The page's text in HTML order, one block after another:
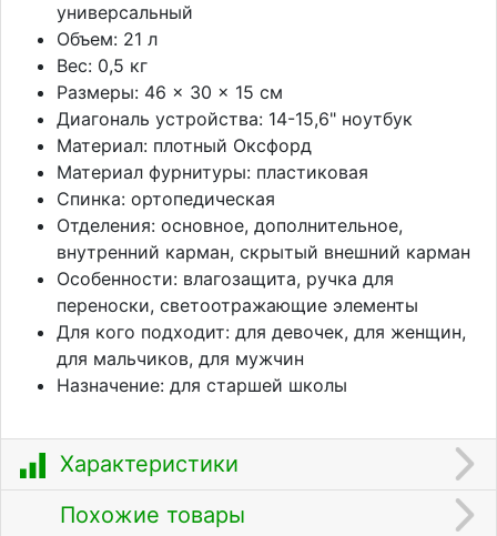
универсальный
Объем: 21 л
Вес: 0,5 кг
Размеры: 46 × 30 × 15 см
Диагональ устройства: 14-15,6" ноутбук
Материал: плотный Оксфорд
Материал фурнитуры: пластиковая
Спинка: ортопедическая
Отделения: основное, дополнительное,
внутренний карман, скрытый внешний карман
Особенности: влагозащита, ручка для
переноски, светоотражающие элементы
Для кого подходит: для девочек, для женщин,
для мальчиков, для мужчин
Назначение: для старшей школы
Характеристики
Похожие товары